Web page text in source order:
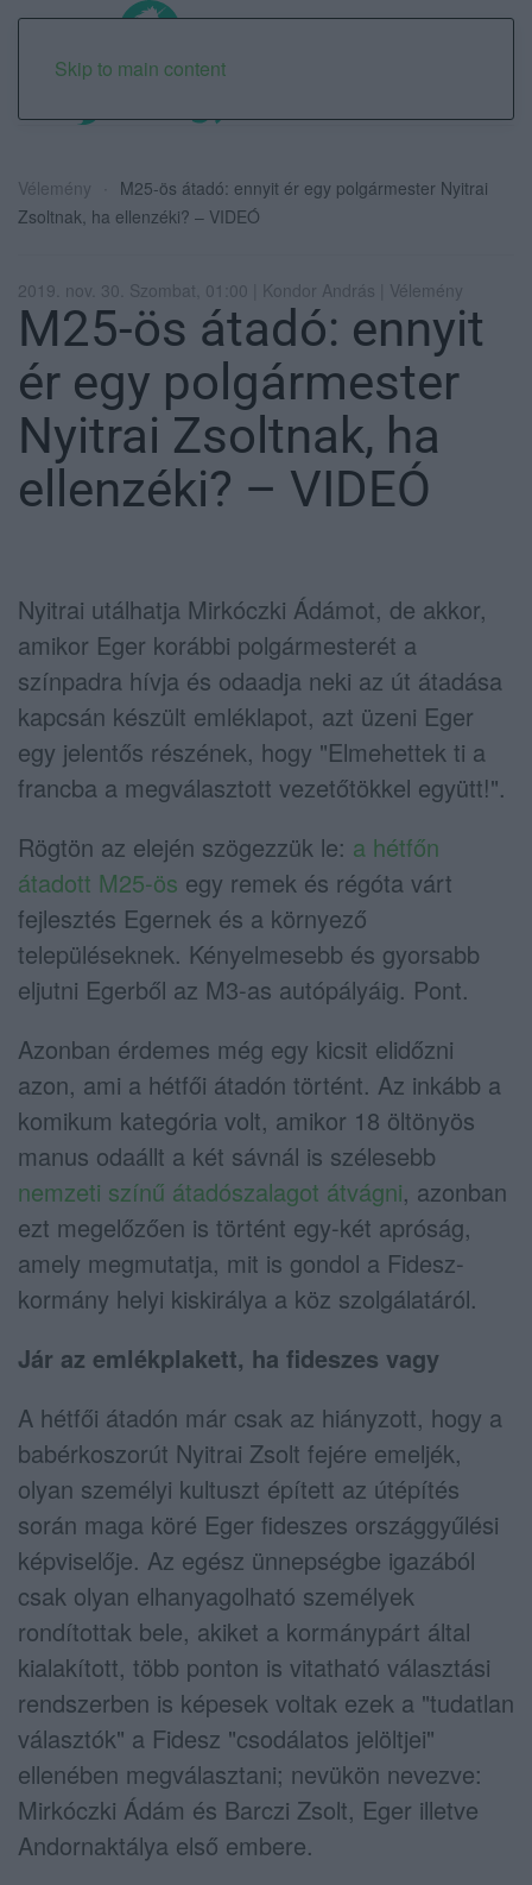
Skip to main content
Vélemény
M25-ös átadó: ennyit ér egy polgármester Nyitrai
Zsoltnak, ha ellenzéki? – VIDEÓ
2019. nov. 30. Szombat, 01:00 | Kondor András | Vélemény
M25-ös átadó: ennyit
ér egy polgármester
Nyitrai Zsoltnak, ha
ellenzéki? – VIDEÓ
Nyitrai utálhatja Mirkóczki Ádámot, de akkor,
amikor Eger korábbi polgármesterét a
színpadra hívja és odaadja neki az út átadása
kapcsán készült emléklapot, azt üzeni Eger
egy jelentős részének, hogy "Elmehettek ti a
francba a megválasztott vezetőtökkel együtt!".
Rögtön az elején szögezzük le: a hétfőn
átadott M25-ös egy remek és régóta várt
fejlesztés Egernek és a környező
településeknek. Kényelmesebb és gyorsabb
eljutni Egerből az M3-as autópályáig. Pont.
Azonban érdemes még egy kicsit elidőzni
azon, ami a hétfői átadón történt. Az inkább a
komikum kategória volt, amikor 18 öltönyös
manus odaállt a két sávnál is szélesebb
nemzeti színű átadószalagot átvágni, azonban
ezt megelőzően is történt egy-két apróság,
amely megmutatja, mit is gondol a Fidesz-
kormány helyi kiskirálya a köz szolgálatáról.
Jár az emlékplakett, ha fideszes vagy
A hétfői átadón már csak az hiányzott, hogy a
babérkoszorút Nyitrai Zsolt fejére emeljék,
olyan személyi kultuszt épített az útépítés
során maga köré Eger fideszes országgyűlési
képviselője. Az egész ünnepségbe igazából
csak olyan elhanyagolható személyek
rondítottak bele, akiket a kormánypárt által
kialakított, több ponton is vitatható választási
rendszerben is képesek voltak ezek a "tudatlan
választók" a Fidesz "csodálatos jelöltjei"
ellenében megválasztani; nevükön nevezve:
Mirkóczki Ádám és Barczi Zsolt, Eger illetve
Andornaktálya első embere.